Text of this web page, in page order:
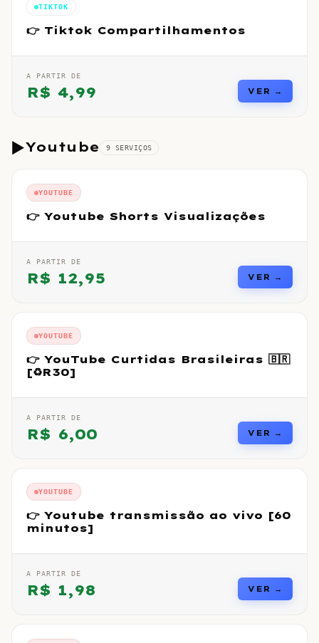
TIKTOK
👉 Tiktok Compartilhamentos
A PARTIR DE
R$ 4,99 VER →
▶️Youtube 9 SERVIÇOS
YOUTUBE
👉 Youtube Shorts Visualizações
A PARTIR DE
R$ 12,95 VER →
YOUTUBE
👉 YouTube Curtidas Brasileiras 🇧🇷
[♻️R30]
A PARTIR DE
R$ 6,00 VER →
YOUTUBE
👉 Youtube transmissão ao vivo [60
minutos]
A PARTIR DE
R$ 1,98 VER →